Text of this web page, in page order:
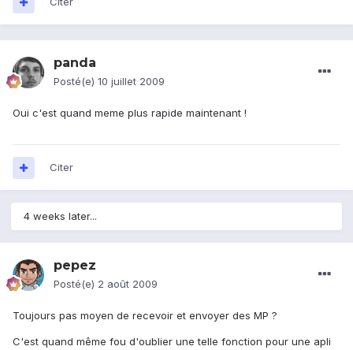
panda
Posté(e) 10 juillet 2009
Oui c'est quand meme plus rapide maintenant !
Citer
4 weeks later...
pepez
Posté(e) 2 août 2009
Toujours pas moyen de recevoir et envoyer des MP ?
C'est quand même fou d'oublier une telle fonction pour une apli